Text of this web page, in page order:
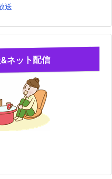
送
ネット配信